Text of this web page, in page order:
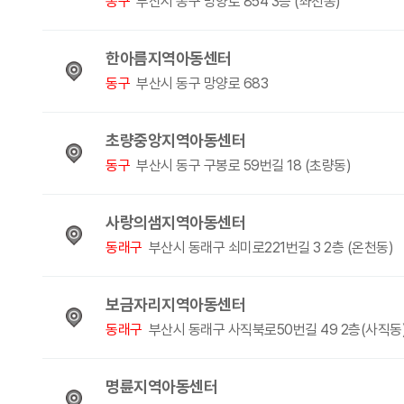
한아름지역아동센터
동구 부산시 동구 망양로 683
초량중앙지역아동센터
동구 부산시 동구 구봉로 59번길 18 (초량동)
사랑의샘지역아동센터
동래구 부산시 동래구 쇠미로221번길 3 2층 (온천동)
보금자리지역아동센터
동래구 부산시 동래구 사직북로50번길 49 2층(사직
명륜지역아동센터